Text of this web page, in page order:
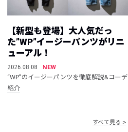
【新型も登場】大人気だっ
た”WP”イージーパンツがリニ
ューアル！
2026.08.08
NEW
“WP”のイージーパンツを徹底解説&コーデ
紹介
すべて見る